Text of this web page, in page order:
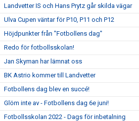
Landvetter IS och Hans Prytz går skilda vägar
Ulva Cupen väntar för P10, P11 och P12
Höjdpunkter från "Fotbollens dag"
Redo för fotbollsskolan!
Jan Skyman har lämnat oss
BK Astrio kommer till Landvetter
Fotbollens dag blev en succé!
Glöm inte av - Fotbollens dag 6e juni!
Fotbollsskolan 2022 - Dags för inbetalning